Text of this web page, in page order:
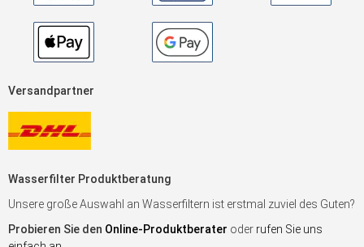
Versandpartner
Wasserfilter Produktberatung
Unsere große Auswahl an Wasserfiltern ist erstmal zuviel des Guten?
Probieren Sie den Online-Produktberater oder rufen Sie uns